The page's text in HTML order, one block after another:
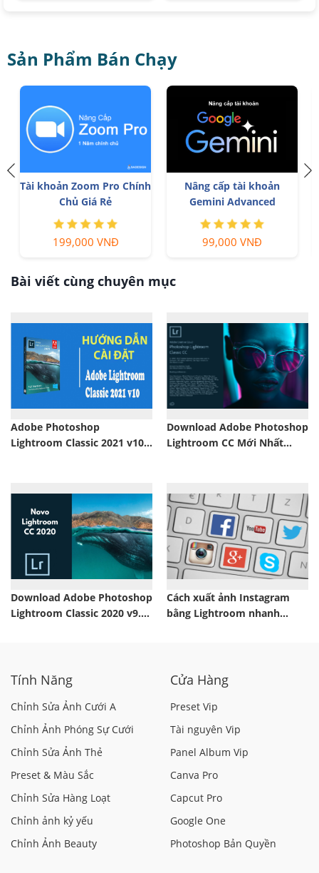
Sản Phẩm Bán Chạy
tài khoản
YouTube Premium Nâng
cấp TK Chính Chủ
Nâng Cấp
Freepik
Bài viết cùng chuyên mục
Adobe Photoshop
Lightroom Classic 2021 v10.2
Download Adobe Photoshop
Lightroom CC Mới Nhất
Download Adobe Photoshop
Lightroom Classic 2020 v9.3
Cách xuất ảnh Instagram
bằng Lightroom nhanh
Tính Năng
Chỉnh Sửa Ảnh Cưới A
Chỉnh Ảnh Phóng Sự Cưới
Chỉnh Sửa Ảnh Thẻ
Preset & Màu Sắc
Chỉnh Sửa Hàng Loạt
Chỉnh ảnh kỷ yếu
Chỉnh Ảnh Beauty
Cửa Hàng
Preset Vip
Tài nguyên Vip
Panel Album Vip
Canva Pro
Capcut Pro
Google One
Photoshop Bản Quyền